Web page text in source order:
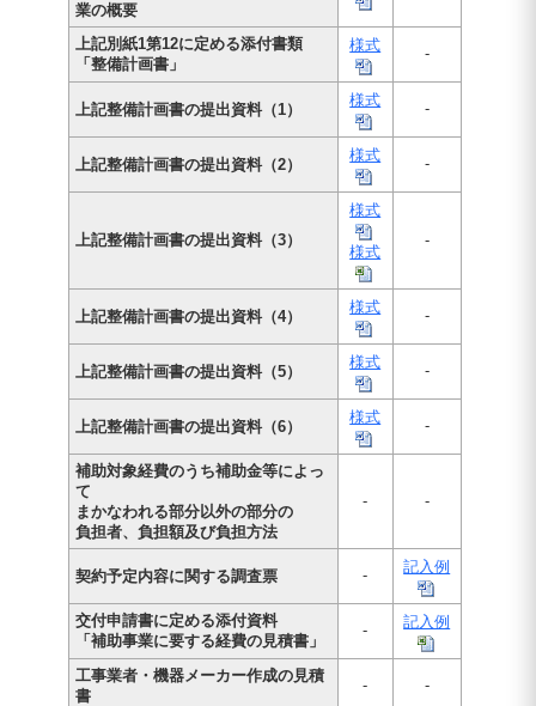
業の概要
上記別紙1第12に定める添付書類
「整備計画書」
様式 -
上記整備計画書の提出資料（1）
様式 -
上記整備計画書の提出資料（2）
様式 -
上記整備計画書の提出資料（3）
様式
様式
-
上記整備計画書の提出資料（4）
様式 -
上記整備計画書の提出資料（5）
様式 -
上記整備計画書の提出資料（6）
様式 -
補助対象経費のうち補助金等によっ
て
まかなわれる部分以外の部分の
負担者、負担額及び負担方法
- -
契約予定内容に関する調査票 - 記入例
交付申請書に定める添付資料
「補助事業に要する経費の見積書」
- 記入例
工事業者・機器メーカー作成の見積
書
- -